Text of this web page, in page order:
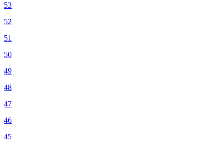
53
52
51
50
49
48
47
46
45